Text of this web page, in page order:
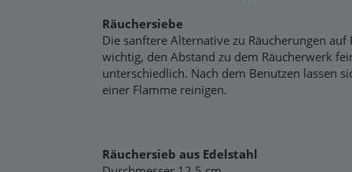
Räuchersiebe
Die sanftere Alternative zu Räucherungen
wichtig, den Abstand zu dem Räucherwerk
unterschiedlich. Nach dem Benutzen lassen
einer Flamme reinigen.
Räuchersieb aus Edelstahl